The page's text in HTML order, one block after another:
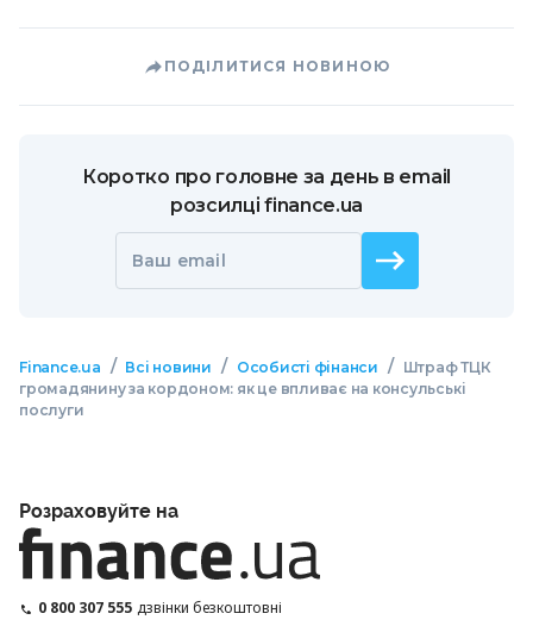
ПОДІЛИТИСЯ НОВИНОЮ
Коротко про головне за день в email
розсилці finance.ua
Ваш email
Finance.ua / Всі новини / Особисті фінанси /
Штраф ТЦК
громадянину за кордоном: як це впливає на консульські
послуги
Розраховуйте на
0 800 307 555 дзвінки безкоштовні